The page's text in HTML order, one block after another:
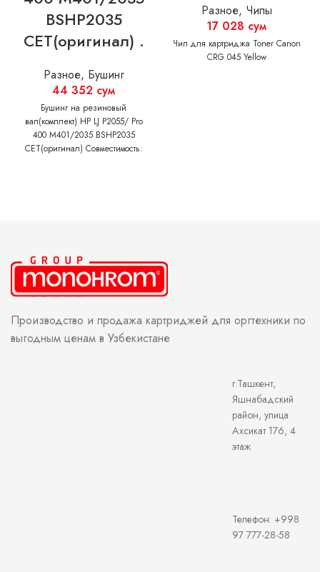
BSHP2035
CET(оригинал) .
Разное, Бушинг
44 352 сум
Бушинг на резиновый
вал(комплект) HP LJ P2055/ Pro
400 M401/2035 BSHP2035
CET(оригинал) Совместимость:
Разное, Чипы
17 028 сум
Чип для картриджа Toner Canon
CRG 045 Yellow
Производство и продажа картриджей для оргтехники по
выгодным ценам в Узбекистане
г.Ташкент,
Яшнабадский
район, улица
Ахсикат 176, 4
этаж
Телефон: +998
97 777-28-58